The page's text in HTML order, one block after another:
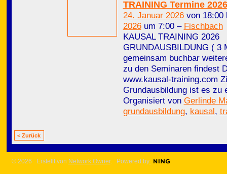
TRAINING Termine 2026
24. Januar 2026von 18:00
2026um 7:00 – Fischbach
KAUSAL TRAINING 2026
GRUNDAUSBILDUNG ( 3
gemeinsam buchbar
zu den Seminaren findest
www.kausal-training.com
Grundausbildung ist es zu
Organisiert von Gerlinde
grundausbildung, kausal,
< Zurück
© 2026 Erstellt von Network Owner. Powered by